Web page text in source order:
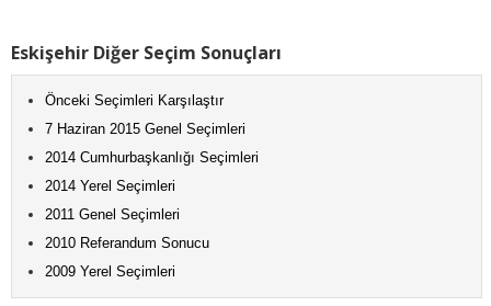
Eskişehir Diğer Seçim Sonuçları
Önceki Seçimleri Karşılaştır
7 Haziran 2015 Genel Seçimleri
2014 Cumhurbaşkanlığı Seçimleri
2014 Yerel Seçimleri
2011 Genel Seçimleri
2010 Referandum Sonucu
2009 Yerel Seçimleri